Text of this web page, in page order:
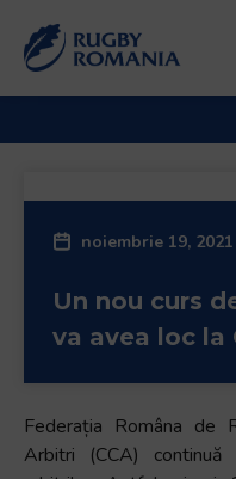
noiembrie 19, 2021
Un nou curs
va avea loc la
Federația Româna de
Arbitri (CCA)